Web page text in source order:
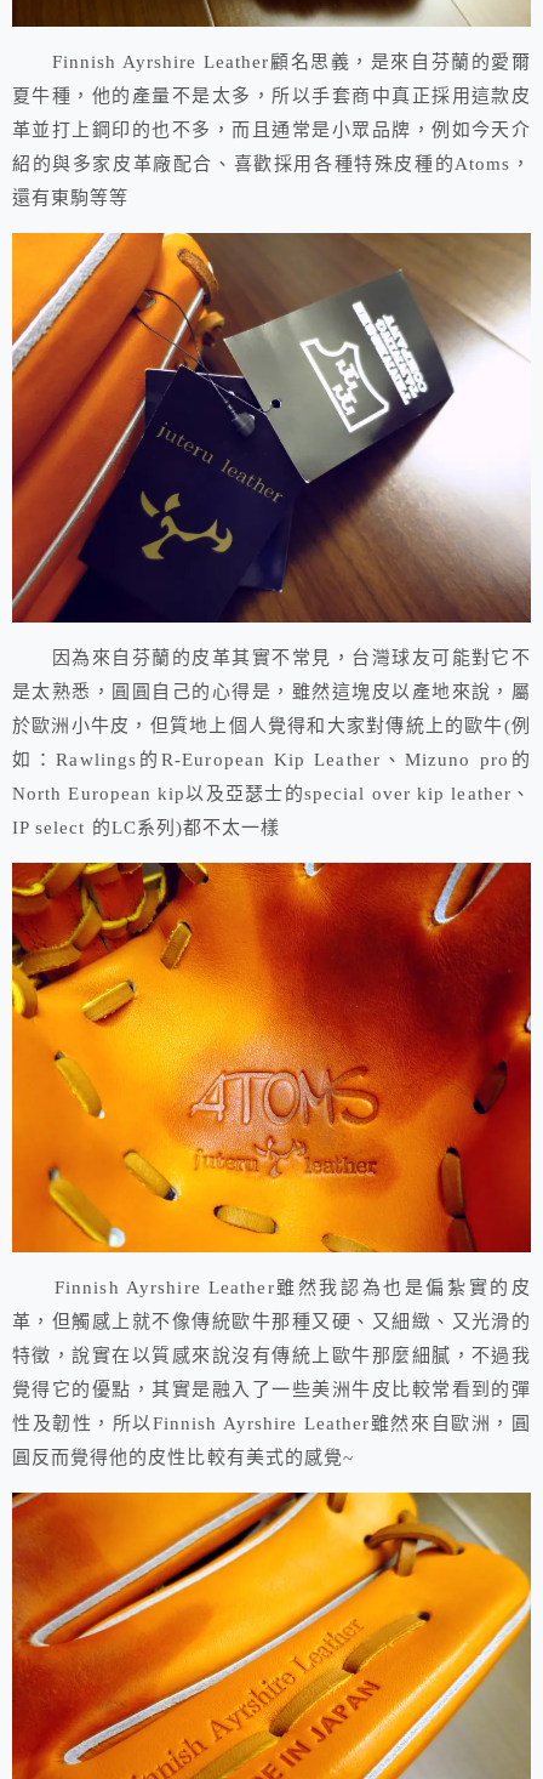
Finnish Ayrshire Leather顧名思義，是來自芬蘭的愛爾
夏牛種，他的產量不是太多，所以手套商中真正採用這款皮
革並打上鋼印的也不多，而且通常是小眾品牌，例如今天介
紹的與多家皮革廠配合、喜歡採用各種特殊皮種的Atoms，
還有東駒等等
因為來自芬蘭的皮革其實不常見，台灣球友可能對它不
是太熟悉，圓圓自己的心得是，雖然這塊皮以產地來說，屬
於歐洲小牛皮，但質地上個人覺得和大家對傳統上的歐牛(例
如：Rawlings的R-European Kip Leather、Mizuno pro的
North European kip以及亞瑟士的special over kip leather、
IP select 的LC系列)都不太一樣
Finnish Ayrshire Leather雖然我認為也是偏紮實的皮
革，但觸感上就不像傳統歐牛那種又硬、又細緻、又光滑的
特徵，說實在以質感來說沒有傳統上歐牛那麼細膩，不過我
覺得它的優點，其實是融入了一些美洲牛皮比較常看到的彈
性及韌性，所以Finnish Ayrshire Leather雖然來自歐洲，圓
圓反而覺得他的皮性比較有美式的感覺~